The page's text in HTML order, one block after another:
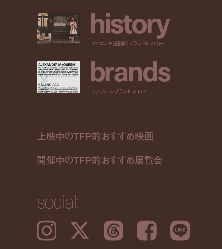
history
アイコンから紐解くブランドヒストリー
brands
ファッションブランド A to Z
上映中のTFP的おすすめ映画
開催中のTFP的おすすめ展覧会
social:
Instagram 𝕏 Threads Facebook LINE